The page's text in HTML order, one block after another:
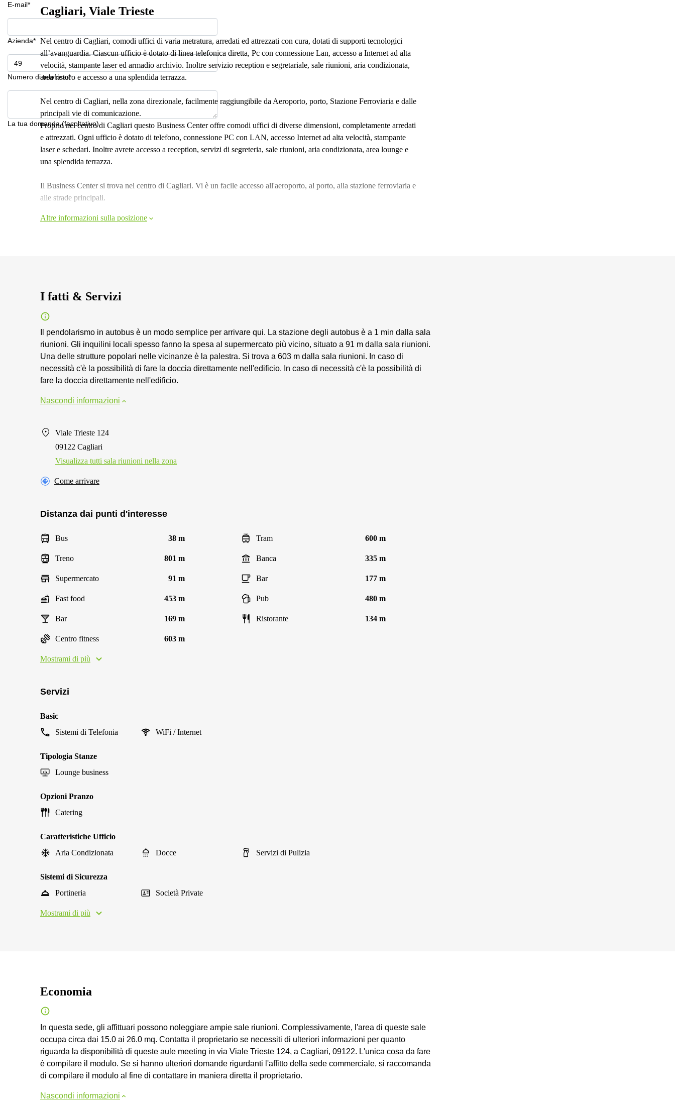
E-mail*
Azienda*
Numero di telefono*
La tua domanda (facoltativo)
Cagliari, Viale Trieste
Nel centro di Cagliari, comodi uffici di varia metratura, arredati ed attrezzati con cura, dotati di supporti tecnologici
all’avanguardia. Ciascun ufficio è dotato di linea telefonica diretta, Pc con connessione Lan, accesso a Internet ad alta
velocità, stampante laser ed armadio archivio. Inoltre servizio reception e segretariale, sale riunioni, aria condizionata,
area ristoro e accesso a una splendida terrazza.
Nel centro di Cagliari, nella zona direzionale, facilmente raggiungibile da Aeroporto, porto, Stazione Ferroviaria e dalle
principali vie di comunicazione.
Proprio nel centro di Cagliari questo Business Center offre comodi uffici di diverse dimensioni, completamente arredati
e attrezzati. Ogni ufficio è dotato di telefono, connessione PC con LAN, accesso Internet ad alta velocità, stampante
laser e schedari. Inoltre avrete accesso a reception, servizi di segreteria, sale riunioni, aria condizionata, area lounge e
una splendida terrazza.
Il Business Center si trova nel centro di Cagliari. Vi è un facile accesso all'aeroporto, al porto, alla stazione ferroviaria e
alle strade principali.
Altre informazioni sulla posizione
I fatti & Servizi
Il pendolarismo in autobus è un modo semplice per arrivare qui. La stazione degli autobus è a 1 min dalla sala
riunioni. Gli inquilini locali spesso fanno la spesa al supermercato più vicino, situato a 91 m dalla sala riunioni.
Una delle strutture popolari nelle vicinanze è la palestra. Si trova a 603 m dalla sala riunioni. In caso di
necessità c'è la possibilità di fare la doccia direttamente nell'edificio. In caso di necessità c'è la possibilità di
fare la doccia direttamente nell'edificio.
Nascondi informazioni
Viale Trieste 124
09122 Cagliari
Visualizza tutti sala riunioni nella zona
Come arrivare
Distanza dai punti d'interesse
Bus 38 m Tram 600 m
Treno 801 m Banca 335 m
Supermercato 91 m Bar 177 m
Fast food 453 m Pub 480 m
Bar 169 m Ristorante 134 m
Centro fitness 603 m
Mostrami di più
Servizi
Basic
Sistemi di Telefonia
WiFi / Internet
Tipologia Stanze
Lounge business
Opzioni Pranzo
Catering
Caratteristiche Ufficio
Aria Condizionata
Docce Servizi di Pulizia
Sistemi di Sicurezza
Portineria
Società Private
Mostrami di più
Economia
In questa sede, gli affittuari possono noleggiare ampie sale riunioni. Complessivamente, l'area di queste sale
occupa circa dai 15.0 ai 26.0 mq. Contatta il proprietario se necessiti di ulteriori informazioni per quanto
riguarda la disponibilità di queste aule meeting in via Viale Trieste 124, a Cagliari, 09122. L'unica cosa da fare
è compilare il modulo. Se si hanno ulteriori domande rigurdanti l'affitto della sede commerciale, si raccomanda
di compilare il modulo al fine di contattare in maniera diretta il proprietario.
Nascondi informazioni